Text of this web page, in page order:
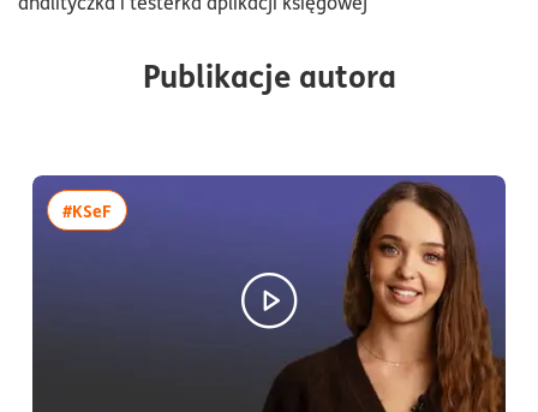
Publikacje autora
#KSeFwięcej artykułów z tagiem:#KSeF